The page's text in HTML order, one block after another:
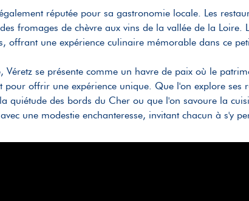
réputée pour sa gastronomie locale. Les
fromages de chèvre aux vins de la vallée de la Loire.
offrant une expérience culinaire mémorable dans ce
Véretz se présente comme un havre de paix où le
pour offrir une expérience unique. Que l'on explore ses
quiétude des bords du Cher ou que l'on savoure la
une modestie enchanteresse, invitant chacun à s'y